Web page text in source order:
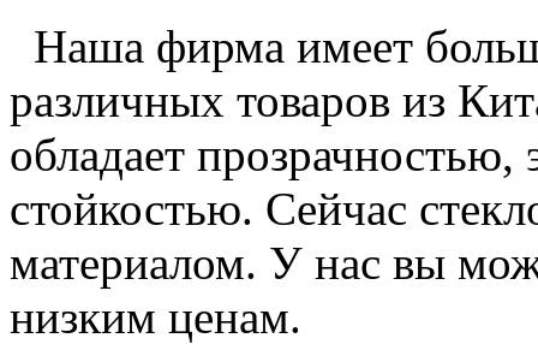
Наша фирма имеет
различных товаров из
обладает
стойкостью. Сейчас
материалом. У нас вы
низким ценам.